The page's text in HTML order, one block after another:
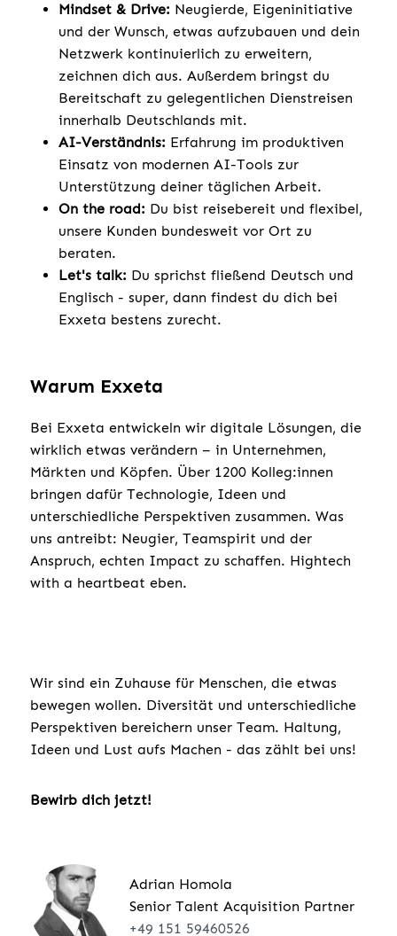
Mindset & Drive: Neugierde, Eigeninitiative
und der Wunsch, etwas aufzubauen und dein
Netzwerk kontinuierlich zu erweitern,
zeichnen dich aus. Außerdem bringst du
Bereitschaft zu gelegentlichen Dienstreisen
innerhalb Deutschlands mit.
AI-Verständnis: Erfahrung im produktiven
Einsatz von modernen AI-Tools zur
Unterstützung deiner täglichen Arbeit.
On the road: Du bist reisebereit und flexibel,
unsere Kunden bundesweit vor Ort zu
beraten.
Let's talk: Du sprichst fließend Deutsch und
Englisch - super, dann findest du dich bei
Exxeta bestens zurecht.
Warum Exxeta
Bei Exxeta entwickeln wir digitale Lösungen, die
wirklich etwas verändern – in Unternehmen,
Märkten und Köpfen. Über 1200 Kolleg:innen
bringen dafür Technologie, Ideen und
unterschiedliche Perspektiven zusammen. Was
uns antreibt: Neugier, Teamspirit und der
Anspruch, echten Impact zu schaffen. Hightech
with a heartbeat eben.
Wir sind ein Zuhause für Menschen, die etwas
bewegen wollen. Diversität und unterschiedliche
Perspektiven bereichern unser Team. Haltung,
Ideen und Lust aufs Machen - das zählt bei uns!
Bewirb dich jetzt!
Adrian Homola
Senior Talent Acquisition Partner
+49 151 59460526